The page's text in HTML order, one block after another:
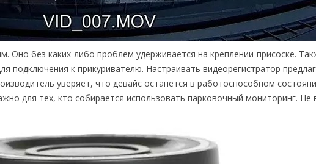
Оно без каких-либо проблем удерживается на креплении-присоске.
подключения к прикуривателю. Настраивать видеорегистратор
уверяет, что девайс останется в работоспособном
для тех, кто собирается использовать парковочный мониторинг. Не